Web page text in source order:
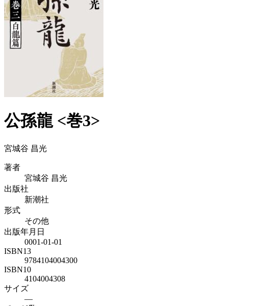
公孫龍 <巻3>
宮城谷 昌光
著者
宮城谷 昌光
出版社
新潮社
形式
その他
出版年月日
0001-01-01
ISBN13
9784104004300
ISBN10
4104004308
サイズ
—